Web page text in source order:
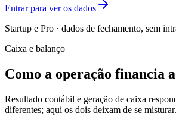
Entrar para ver os dados
Startup e Pro · dados de fechamento, sem
Caixa e balanço
Como a operação financia
Resultado contábil e geração de caixa
diferentes; aqui os dois deixam de se misturar.